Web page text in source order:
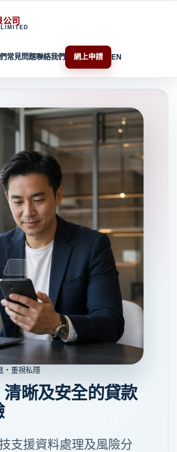
公司
常見問題聯絡我們 網上申請 EN
・重視私隱
晰及安全的貸款
支援資料處理及風險分